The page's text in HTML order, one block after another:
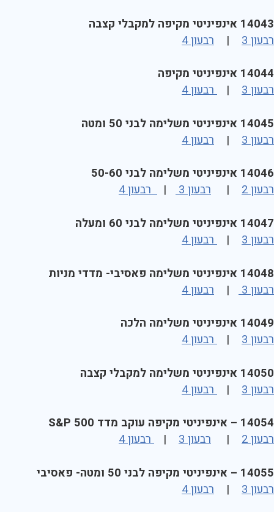
14043 אינפיניטי מקיפה למקבלי קצבה
רבעון 3
| רבעון 4
14044 אינפיניטי מקיפה
רבעון 3
| רבעון 4
14045 אינפיניטי משלימה לבני 50 ומטה
רבעון 3
| רבעון 4
14046 אינפיניטי משלימה לבני 50-60
רבעון 2
| רבעון 3 | רבעון 4
14047 אינפיניטי משלימה לבני 60 ומעלה
רבעון 3
| רבעון 4
14048 אינפיניטי משלימה פאסיבי- מדדי מניות
רבעון 3
| רבעון 4
14049 אינפיניטי משלימה הלכה
רבעון 3
| רבעון 4
14050 אינפיניטי משלימה למקבלי קצבה
רבעון 3
| רבעון 4
14054 – אינפיניטי מקיפה עוקב מדד S&P 500
רבעון 2
| רבעון 3 | רבעון 4
14055 – אינפיניטי מקיפה לבני 50 ומטה- פאסיבי
רבעון 3
| רבעון 4